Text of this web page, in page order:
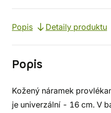
Popis Detaily produktu
Popis
Kožený náramek
je univerzální - 16 cm. V